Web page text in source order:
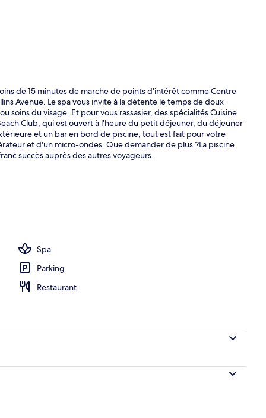
Solarium
de 15 minutes de marche de points d'intérêt comme Centre
Avenue. Le spa vous invite à la détente le temps de doux
soins du visage. Et pour vous rassasier, des spécialités Cuisine
Club, qui est ouvert à l'heure du petit déjeuner, du déjeuner
et un bar en bord de piscine, tout est fait pour votre
et d'un micro-ondes. Que demander de plus ?La piscine
succès auprès des autres voyageurs.
Spa
Parking
Restaurant